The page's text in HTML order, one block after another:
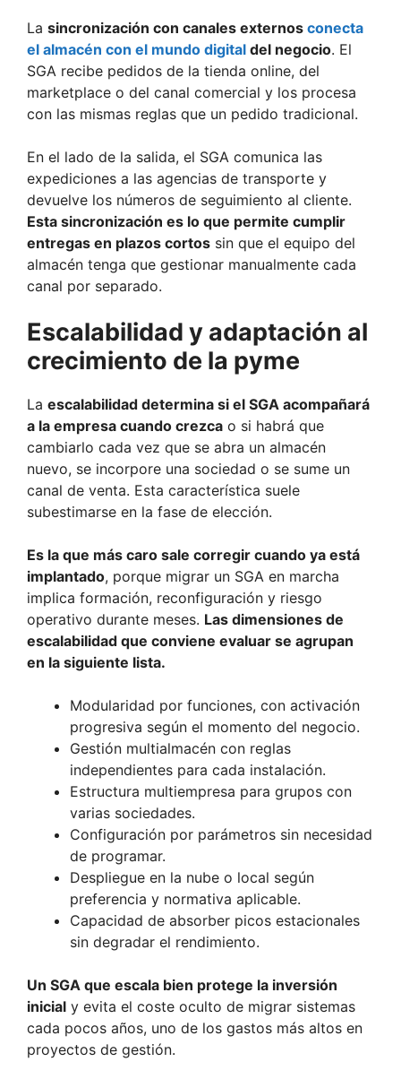
La sincronización con canales externos conecta
el almacén con el mundo digital del negocio. El
SGA recibe pedidos de la tienda online, del
marketplace o del canal comercial y los procesa
con las mismas reglas que un pedido tradicional.
En el lado de la salida, el SGA comunica las
expediciones a las agencias de transporte y
devuelve los números de seguimiento al cliente.
Esta sincronización es lo que permite cumplir
entregas en plazos cortos sin que el equipo del
almacén tenga que gestionar manualmente cada
canal por separado.
Escalabilidad y adaptación al
crecimiento de la pyme
La escalabilidad determina si el SGA acompañará
a la empresa cuando crezca o si habrá que
cambiarlo cada vez que se abra un almacén
nuevo, se incorpore una sociedad o se sume un
canal de venta. Esta característica suele
subestimarse en la fase de elección.
Es la que más caro sale corregir cuando ya está
implantado, porque migrar un SGA en marcha
implica formación, reconfiguración y riesgo
operativo durante meses. Las dimensiones de
escalabilidad que conviene evaluar se agrupan
en la siguiente lista.
Modularidad por funciones, con activación
progresiva según el momento del negocio.
Gestión multialmacén con reglas
independientes para cada instalación.
Estructura multiempresa para grupos con
varias sociedades.
Configuración por parámetros sin necesidad
de programar.
Despliegue en la nube o local según
preferencia y normativa aplicable.
Capacidad de absorber picos estacionales
sin degradar el rendimiento.
Un SGA que escala bien protege la inversión
inicial y evita el coste oculto de migrar sistemas
cada pocos años, uno de los gastos más altos en
proyectos de gestión.